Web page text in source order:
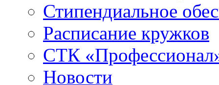
Стипендиальное
Расписание кружков
СТК
Новости